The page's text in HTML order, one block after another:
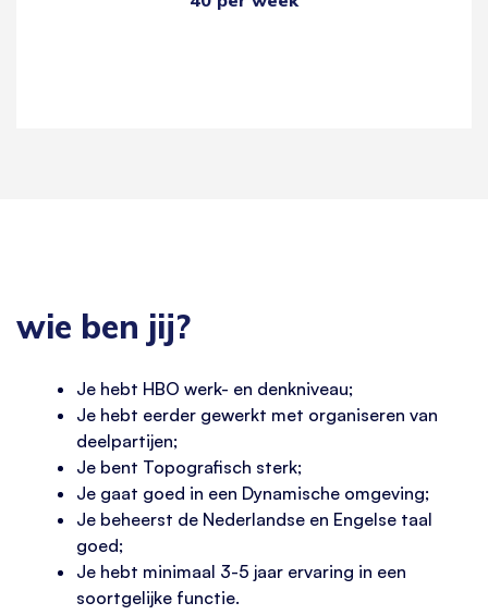
wie ben jij?
Je hebt HBO werk- en denkniveau;
Je hebt eerder gewerkt met organiseren van
deelpartijen;
Je bent Topografisch sterk;
Je gaat goed in een Dynamische omgeving;
Je beheerst de Nederlandse en Engelse taal
goed;
Je hebt minimaal 3-5 jaar ervaring in een
soortgelijke functie.